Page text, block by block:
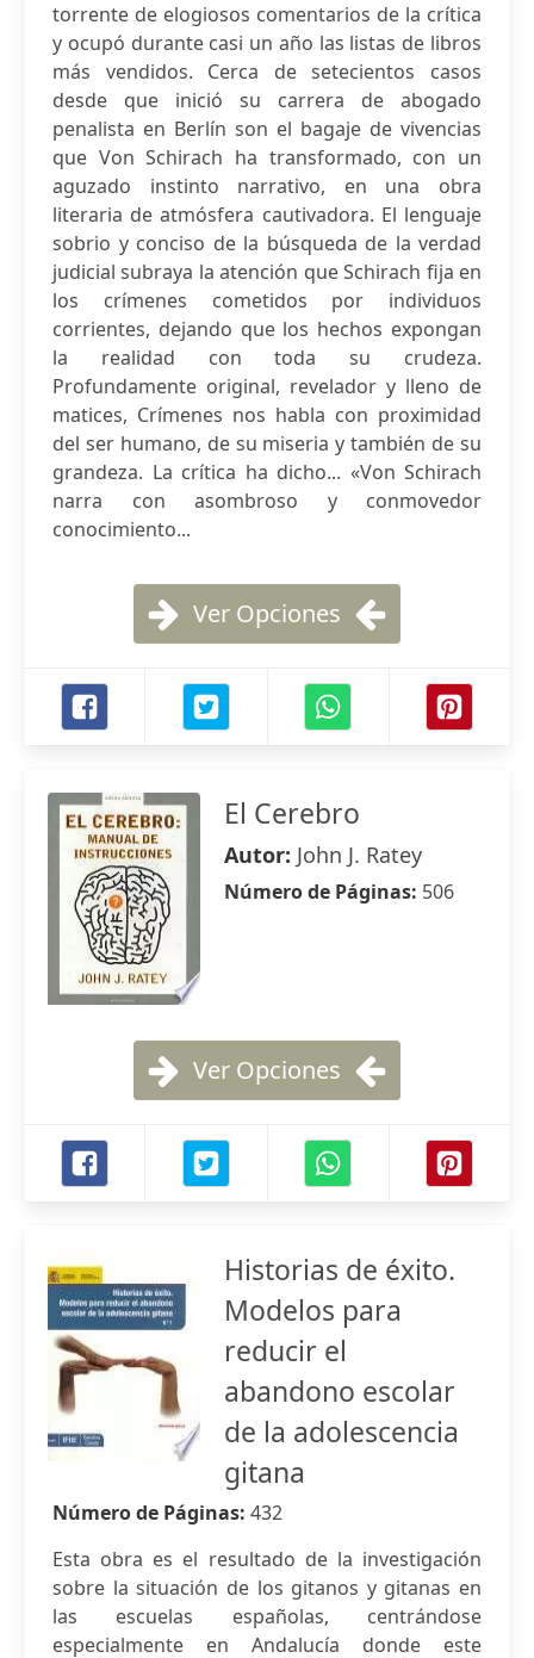
torrente de elogiosos comentarios de la crítica
y ocupó durante casi un año las listas de libros
más vendidos. Cerca de setecientos casos
desde que inició su carrera de abogado
penalista en Berlín son el bagaje de vivencias
que Von Schirach ha transformado, con un
aguzado instinto narrativo, en una obra
literaria de atmósfera cautivadora. El lenguaje
sobrio y conciso de la búsqueda de la verdad
judicial subraya la atención que Schirach fija en
los crímenes cometidos por individuos
corrientes, dejando que los hechos expongan
la realidad con toda su crudeza.
Profundamente original, revelador y lleno de
matices, Crímenes nos habla con proximidad
del ser humano, de su miseria y también de su
grandeza. La crítica ha dicho... «Von Schirach
narra con asombroso y conmovedor
conocimiento...
Ver Opciones
El Cerebro
Autor: John J. Ratey
Número de Páginas: 506
Ver Opciones
Historias de éxito.
Modelos para
reducir el
abandono escolar
de la adolescencia
gitana
Número de Páginas: 432
Esta obra es el resultado de la investigación
sobre la situación de los gitanos y gitanas en
las escuelas españolas, centrándose
especialmente en Andalucía donde este